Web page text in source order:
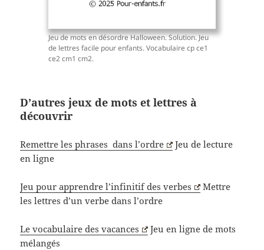
Jeu de mots en désordre Halloween. Solution. Jeu
de lettres facile pour enfants. Vocabulaire cp ce1
ce2 cm1 cm2.
D’autres jeux de mots et lettres à
découvrir
Remettre les phrases dans l’ordre
Jeu de lecture
en ligne
Jeu pour apprendre l’infinitif des verbes
Mettre
les lettres d’un verbe dans l’ordre
Le vocabulaire des vacances
Jeu en ligne de mots
mélangés